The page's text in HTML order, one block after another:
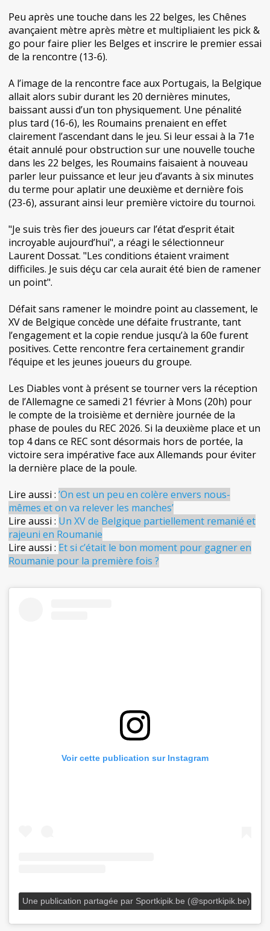
Peu après une touche dans les 22 belges, les Chênes
avançaient mètre après mètre et multipliaient les pick &
go pour faire plier les Belges et inscrire le premier essai
de la rencontre (13-6).
A l’image de la rencontre face aux Portugais, la Belgique
allait alors subir durant les 20 dernières minutes,
baissant aussi d’un ton physiquement. Une pénalité
plus tard (16-6), les Roumains prenaient en effet
clairement l’ascendant dans le jeu. Si leur essai à la 71e
était annulé pour obstruction sur une nouvelle touche
dans les 22 belges, les Roumains faisaient à nouveau
parler leur puissance et leur jeu d’avants à six minutes
du terme pour aplatir une deuxième et dernière fois
(23-6), assurant ainsi leur première victoire du tournoi.
"Je suis très fier des joueurs car l’état d’esprit était
incroyable aujourd’hui", a réagi le sélectionneur
Laurent Dossat. "Les conditions étaient vraiment
difficiles. Je suis déçu car cela aurait été bien de ramener
un point".
Défait sans ramener le moindre point au classement, le
XV de Belgique concède une défaite frustrante, tant
l’engagement et la copie rendue jusqu’à la 60e furent
positives. Cette rencontre fera certainement grandir
l’équipe et les jeunes joueurs du groupe.
Les Diables vont à présent se tourner vers la réception
de l’Allemagne ce samedi 21 février à Mons (20h) pour
le compte de la troisième et dernière journée de la
phase de poules du REC 2026. Si la deuxième place et un
top 4 dans ce REC sont désormais hors de portée, la
victoire sera impérative face aux Allemands pour éviter
la dernière place de la poule.
Lire aussi : ’On est un peu en colère envers nous-
mêmes et on va relever les manches’
Lire aussi : Un XV de Belgique partiellement remanié et
rajeuni en Roumanie
Lire aussi : Et si c’était le bon moment pour gagner en
Roumanie pour la première fois ?
Voir cette publication sur Instagram
Une publication partagée par Sportkipik.be (@sportkipik.be)